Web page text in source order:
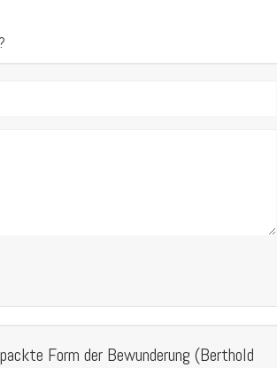
Form der Bewunderung (Berthold